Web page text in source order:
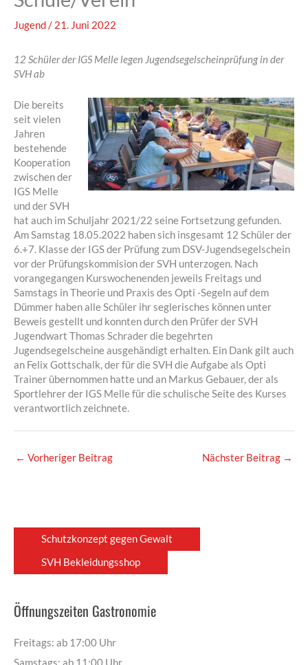
Jugend/ 21. Juni 2022
12 Schüler der IGS Melle legen Jugendsegelscheinprüfung in der
SVH ab
Die bereits
seit vielen
Jahren
bestehende
Kooperation
zwischen der
IGS Melle
und der SVH
hat auch im Schuljahr 2021/22 seine Fortsetzung gefunden.
Am Samstag 18.05.2022 haben sich insgesamt 12 Schüler der
6.+7. Klasse der IGS der Prüfung zum DSV-Jugendsegelschein
vor der Prüfungskommision der SVH unterzogen. Nach
vorangegangen Kurswochenenden jeweils Freitags und
Samstags in Theorie und Praxis des Opti -Segeln auf dem
Dümmer haben alle Schüler ihr seglerisches können unter
Beweis gestellt und konnten durch den Prüfer der SVH
Jugendwart Thomas Schrader die begehrten
Jugendsegelscheine ausgehändigt erhalten. Ein Dank gilt auch
an Felix Gottschalk, der für die SVH die Aufgabe als Opti
Trainer übernommen hatte und an Markus Gebauer, der als
Sportlehrer der IGS Melle für die schulische Seite des Kurses
verantwortlich zeichnete.
← Vorheriger Beitrag Nächster Beitrag →
Schutzkonzept gegen Gewalt
SVH Bekleidungsshop
Öffnungszeiten Gastronomie
Freitags: ab 17:00 Uhr
Samstags: ab 11:00 Uhr